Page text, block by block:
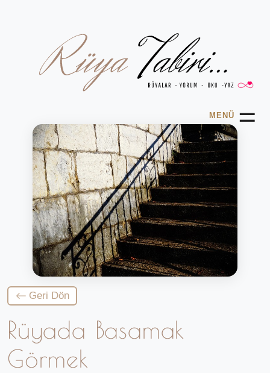
MENÜ ☰
Geri Dön
Rüyada Basamak
Görmek